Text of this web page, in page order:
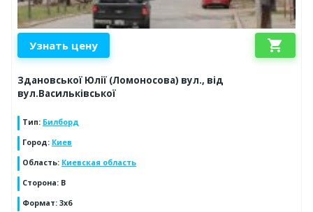
Узнать цену shopping_cart
Здановської Юлії (Ломоносова) вул., від
вул.Васильківської
Тип: Билборд
Город: Киев
Область: Киевская область
Сторона: B
Формат: 3х6